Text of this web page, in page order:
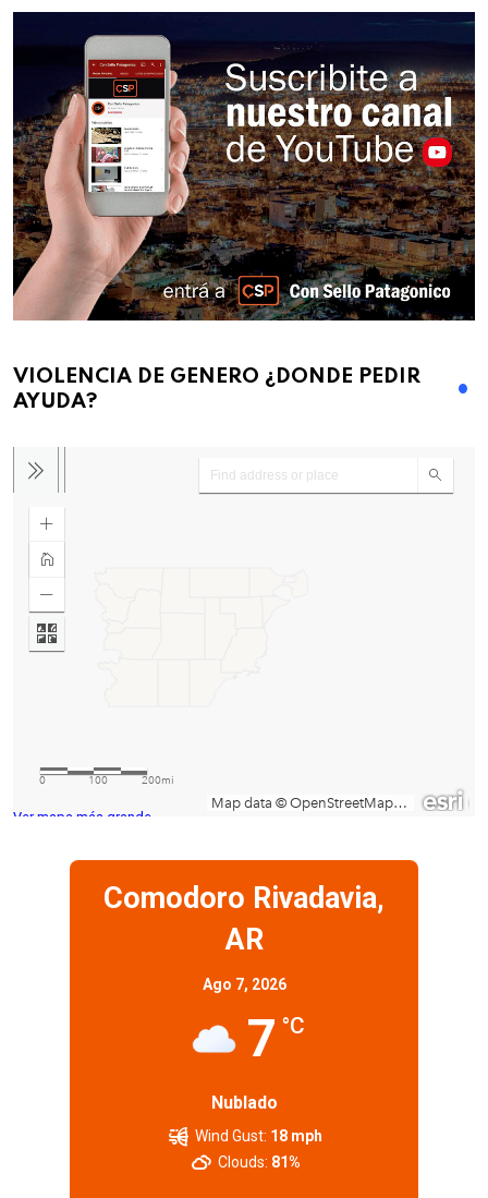
VIOLENCIA DE GENERO ¿DONDE PEDIR
AYUDA?
Ver mapa más grande
Comodoro Rivadavia,
AR
Ago 7, 2026
7 °C
Nublado
Wind Gust: 18 mph
Clouds: 81%